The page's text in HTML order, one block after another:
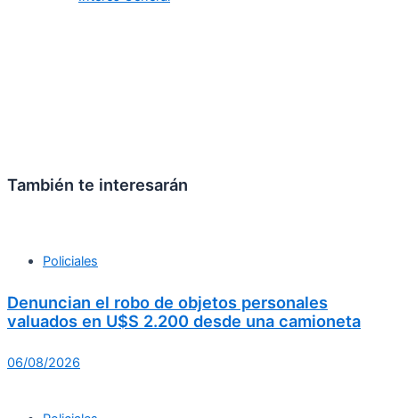
También te interesarán
Policiales
Denuncian el robo de objetos personales
valuados en U$S 2.200 desde una camioneta
06/08/2026